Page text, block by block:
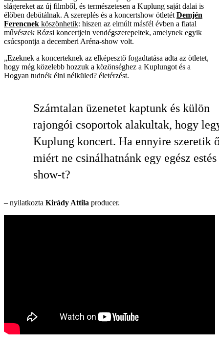
slágereket az új filmből, és természetesen a Kuplung saját dalai is
élőben debütálnak. A szereplés és a koncertshow ötletét Demjén
Ferencnek köszönhetik: hiszen az elmúlt másfél évben a fiatal
művészek Rózsi koncertjein vendégszerepeltek, amelynek egyik
csúcspontja a decemberi Aréna-show volt.
„Ezeknek a koncerteknek az elképesztő fogadtatása adta az ötletet,
hogy még közelebb hozzuk a közönséghez a Kuplungot és a
Hogyan tudnék élni nélküled? életérzést.
Számtalan üzenetet kaptunk és külön
rajongói csoportok alakultak, hogy
Kuplung koncert. Ha ennyire szeretik
miért ne csinálhatnánk egy egész estés
show-t?
– nyilatkozta Kirády Attila producer.